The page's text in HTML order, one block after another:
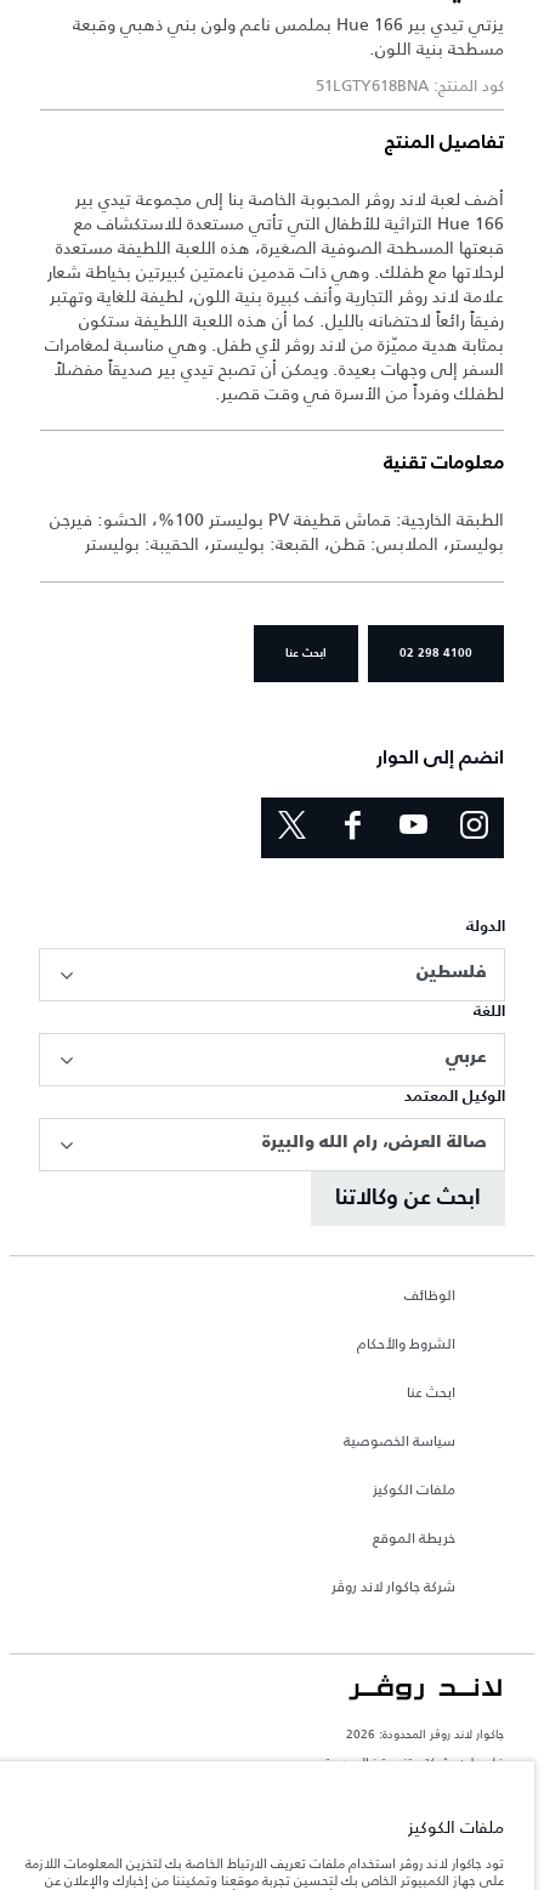
يزتي تيدي بير Hue 166 بملمس ناعم ولون بني ذهبي وقبعة
مسطحة بنية اللون.
كود المنتج: 51LGTY618BNA
تفاصيل المنتج
أضف لعبة لاند روڤر المحبوبة الخاصة بنا إلى مجموعة تيدي بير
Hue 166 التراثية للأطفال التي تأتي مستعدة للاستكشاف مع
قبعتها المسطحة الصوفية الصغيرة، هذه اللعبة اللطيفة مستعدة
لرحلاتها مع طفلك. وهي ذات قدمين ناعمتين كبيرتين بخياطة شعار
علامة لاند روڤر التجارية وأنف كبيرة بنية اللون، لطيفة للغاية وتهتبر
رفيقاً رائعاً لاحتضانه بالليل. كما أن هذه اللعبة اللطيفة ستكون
بمثابة هدية مميّزة من لاند روڤر لأي طفل. وهي مناسبة لمغامرات
السفر إلى وجهات بعيدة. ويمكن أن تصبح تيدي بير صديقاً مفضلاً
لطفلك وفرداً من الأسرة في وقت قصير.
معلومات تقنية
الطبقة الخارجية: قماش قطيفة PV بوليستر 100%، الحشو: فيرجن
بوليستر، الملابس: قطن، القبعة: بوليستر، الحقيبة: بوليستر
02 298 4100 ابحث عنا
انضم إلى الحوار
الدولة
فلسطين
اللغة
عربي
الوكيل المعتمد
صالة العرض، رام الله والبيرة
ابحث عن وكالاتنا
الوظائف
الشروط والأحكام
ابحث عنا
سياسة الخصوصية
ملفات الكوكيز
خريطة الموقع
شركة جاكوار لاند روڤر
جاكوار لاند روڨر المحدودة: 2026
فلسطين, شركة ريتز موترز المحدودة
والحد الأقصى لأحمال المحور عند تحميل السيارة بالإكسسوارات والركاب والسوائل والوقود
ملفات الكوكيز
تود جاكوار لاند روڤر استخدام ملفات تعريف الارتباط الخاصة بك لتخزين المعلومات اللازمة
على جهاز الكمبيوتر الخاص بك لتحسين تجربة موقعنا وتمكيننا من إخبارك والإعلان عن